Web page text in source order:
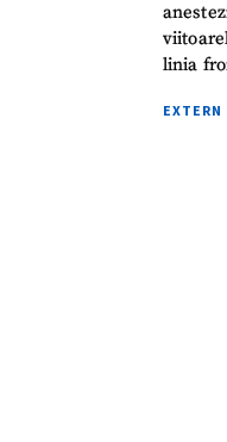
linia
EXTERN